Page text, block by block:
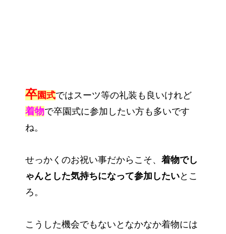
卒園式ではスーツ等の礼装も良いけれど
着物で卒園式に参加したい方も多いです
ね。
せっかくのお祝い事だからこそ、 着物でし
ゃんとした気持ちになって参加したいとこ
ろ。
こうした機会でもないとなかなか着物には